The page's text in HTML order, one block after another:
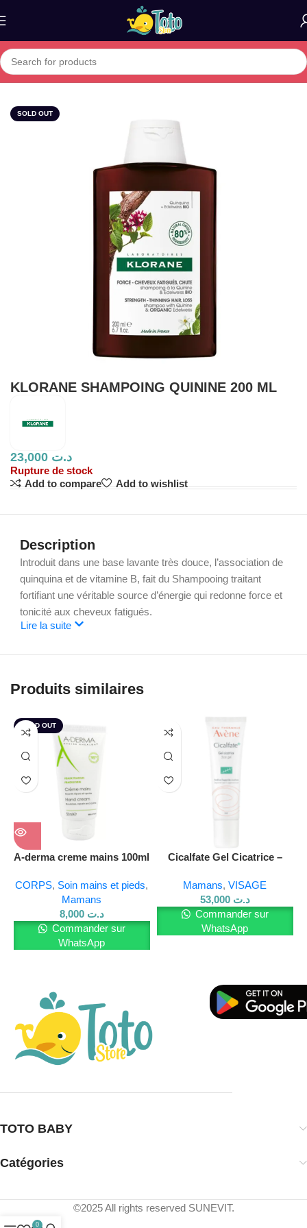
Home»Boutique»KLORANE SHAMPOING QUININE 200 ML
SOLD OUT
KLORANE SHAMPOING QUININE 200 ML
د.ت
Rupture de stock
Add to compare
Add to wishlist
Description
Introduit dans une base lavante très douce, l’association de
quinquina et de vitamine B, fait du Shampooing traitant
fortifiant une véritable source d’énergie qui redonne force et
tonicité aux cheveux fatigués.
Lire la suite
Produits similaires
SOLD OUT
A-derma creme mains 100ml
CORPS, Soin mains et pieds,
Mamans
د.ت 8,000
Commander sur
WhatsApp
Cicalfate Gel Cicatrice –
marques
Mamans,VISAGE
د.ت 53,000
Commander sur
WhatsApp
TOTO BABY
Catégories
©2025 All rights reserved SUNEVIT.
0